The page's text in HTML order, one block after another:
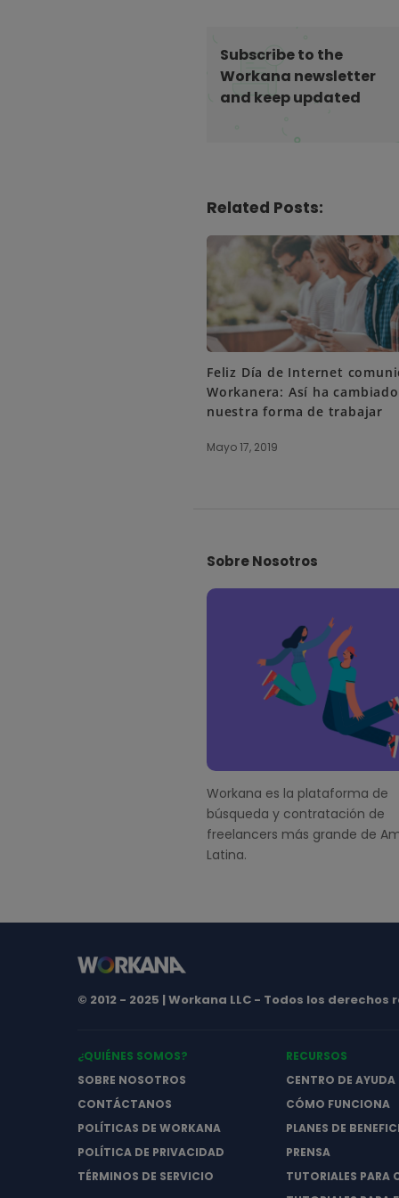
Subscribe to the
Workana newsletter
and keep updated
Related Posts:
Feliz Día de Internet
Workanera: Así ha
nuestra forma de trabajar
Mayo 17, 2019
Sobre Nosotros
Workana es la plataforma de
búsqueda y contratación de
freelancers más grande de
Latina.
© 2012 - 2025 | Workana LLC - Todos los derechos
¿QUIÉNES SOMOS?
SOBRE NOSOTROS
CONTÁCTANOS
POLÍTICAS DE WORKANA
POLÍTICA DE PRIVACIDAD
TÉRMINOS DE SERVICIO
RECURSOS
CENTRO DE AYUDA
CÓMO FUNCIONA
PLANES DE
PRENSA
TUTORIALES PARA